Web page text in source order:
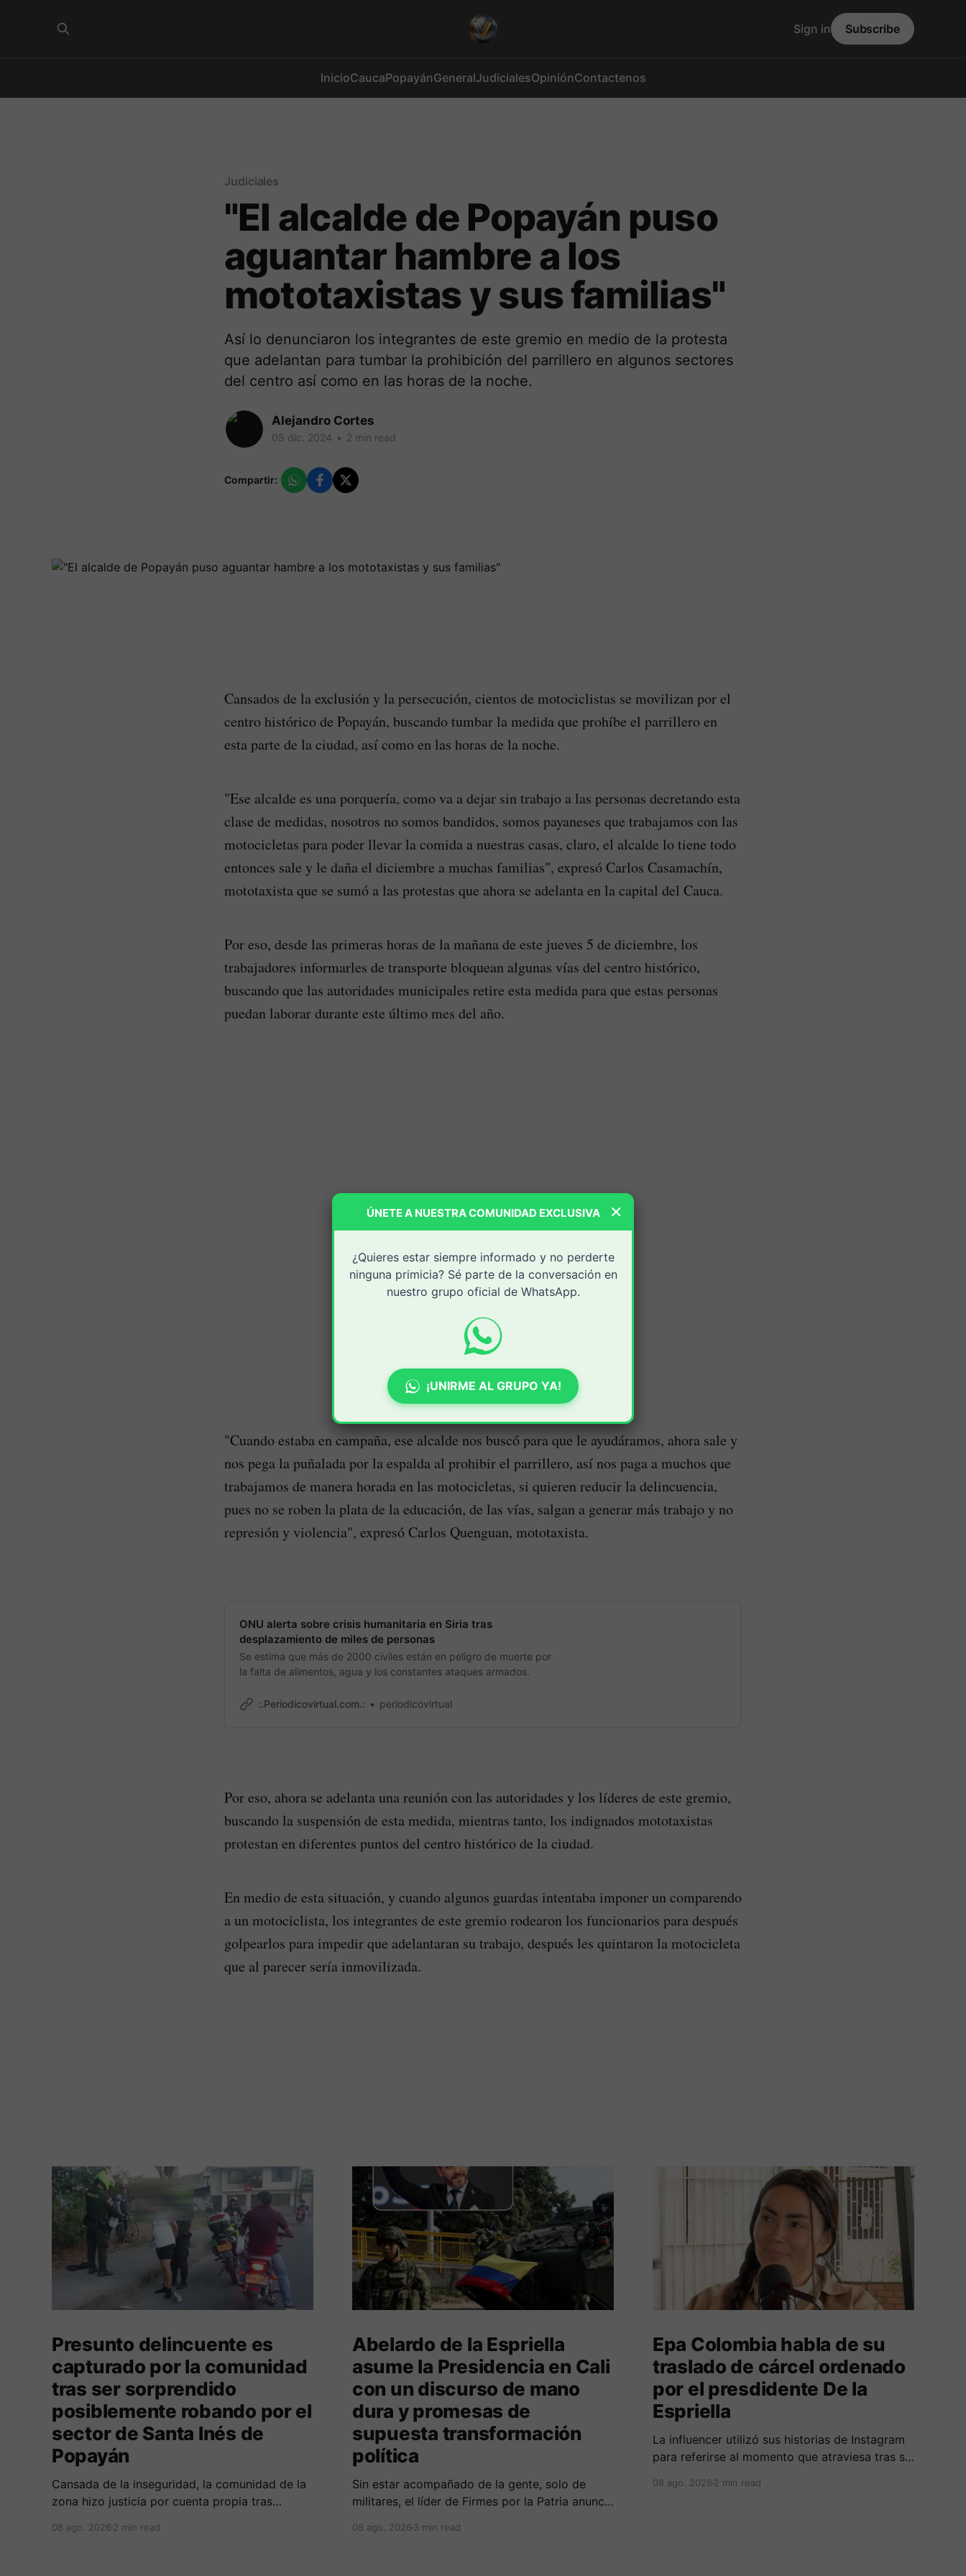
InicioCaucaPopayánGeneralJudicialesOpiniónContactenos
Sign in Subscribe
Judiciales
"El alcalde de Popayán puso
aguantar hambre a los
mototaxistas y sus familias"
Así lo denunciaron los integrantes de este gremio en medio de la protesta
que adelantan para tumbar la prohibición del parrillero en algunos sectores
del centro así como en las horas de la noche.
Alejandro Cortes
05 dic. 2024 • 2 min read
Compartir:
Cansados de la exclusión y la persecución, cientos de motociclistas se movilizan por el
centro histórico de Popayán, buscando tumbar la medida que prohíbe el parrillero en
esta parte de la ciudad, así como en las horas de la noche.
"Ese alcalde es una porquería, como va a dejar sin trabajo a las personas decretando esta
clase de medidas, nosotros no somos bandidos, somos payaneses que trabajamos con las
motocicletas para poder llevar la comida a nuestras casas, claro, el alcalde lo tiene todo
entonces sale y le daña el diciembre a muchas familias", expresó Carlos Casamachín,
mototaxista que se sumó a las protestas que ahora se adelanta en la capital del Cauca.
Por eso, desde las primeras horas de la mañana de este jueves 5 de diciembre, los
trabajadores informarles de transporte bloquean algunas vías del centro histórico,
buscando que las autoridades municipales retire esta medida para que estas personas
puedan laborar durante este último mes del año.
"Cuando estaba en campaña, ese alcalde nos buscó para que le ayudáramos, ahora sale y
nos pega la puñalada por la espalda al prohibir el parrillero, así nos paga a muchos que
trabajamos de manera horada en las motocicletas, si quieren reducir la delincuencia,
pues no se roben la plata de la educación, de las vías, salgan a generar más trabajo y no
represión y violencia", expresó Carlos Quenguan, mototaxista.
ONU alerta sobre crisis humanitaria en Siria tras
desplazamiento de miles de personas
Se estima que más de 2000 civiles están en peligro de muerte por
la falta de alimentos, agua y los constantes ataques armados.
:.Periodicovirtual.com.: periodicovirtual
Por eso, ahora se adelanta una reunión con las autoridades y los líderes de este gremio,
buscando la suspensión de esta medida, mientras tanto, los indignados mototaxistas
protestan en diferentes puntos del centro histórico de la ciudad.
En medio de esta situación, y cuando algunos guardas intentaba imponer un comparendo
a un motociclista, los integrantes de este gremio rodearon los funcionarios para después
golpearlos para impedir que adelantaran su trabajo, después les quintaron la motocicleta
que al parecer sería inmovilizada.
Presunto delincuente es
capturado por la comunidad
tras ser sorprendido
posiblemente robando por el
sector de Santa Inés de
Popayán
Cansada de la inseguridad, la comunidad de la
zona hizo justicia por cuenta propia tras
sector de la comuna cuatro. La gente pedía que
08 ago. 2026 2 min read
Abelardo de la Espriella
asume la Presidencia en Cali
con un discurso de mano
dura y promesas de
supuesta transformación
política
Sin estar acompañado de la gente, solo de
militares, el líder de Firmes por la Patria anuncia
ilegales y posiblemente lucha contra la
08 ago. 20263 min read
Epa Colombia habla de su
traslado de cárcel ordenado
por el presdidente De la
Espriella
La influencer utilizó sus historias de Instagram
para referirse al momento que atraviesa tras su
08 ago. 20262 min read
×
ÚNETE A NUESTRA COMUNIDAD EXCLUSIVA
¿Quieres estar siempre informado y no perderte
ninguna primicia? Sé parte de la conversación en
nuestro grupo oficial de WhatsApp.
¡UNIRME AL GRUPO YA!